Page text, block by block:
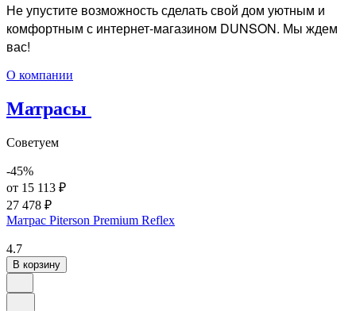
Не упустите возможность сделать свой дом уютным и
комфортным с интернет-магазином DUNSON. Мы ждем
вас!
О компании
Матрасы
Советуем
-45%
от 15 113 ₽
27 478 ₽
Матрас Piterson Premium Reflex
4.7
В корзину